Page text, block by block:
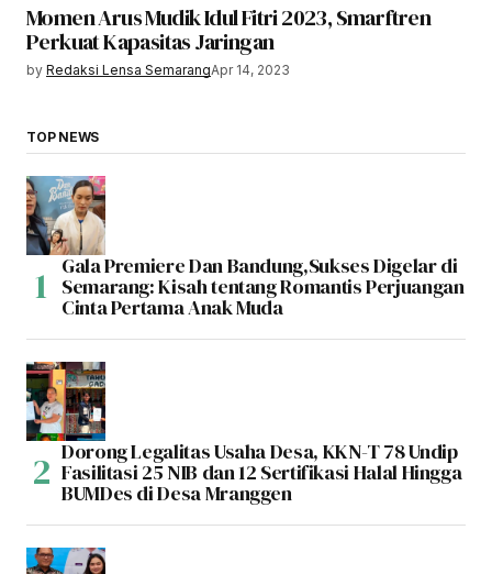
Momen Arus Mudik Idul Fitri 2023, Smarftren
Perkuat Kapasitas Jaringan
by Redaksi Lensa SemarangApr 14, 2023
TOP NEWS
Gala Premiere Dan Bandung,Sukses Digelar di
Semarang: Kisah tentang Romantis Perjuangan
Cinta Pertama Anak Muda
Dorong Legalitas Usaha Desa, KKN-T 78 Undip
Fasilitasi 25 NIB dan 12 Sertifikasi Halal Hingga
BUMDes di Desa Mranggen